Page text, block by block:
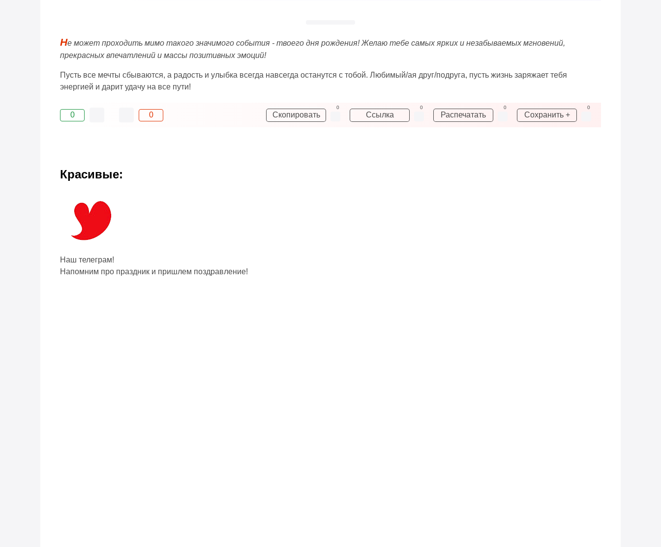
Не может проходить мимо такого значимого события - твоего дня рождения! Желаю тебе самых ярких и незабываемых мгновений,
прекрасных впечатлений и массы позитивных эмоций!
Пусть все мечты сбываются, а радость и улыбка всегда навсегда останутся с тобой. Любимый/ая друг/подруга, пусть жизнь заряжает тебя
энергией и дарит удачу на все пути!
0 0 Скопировать
0
Ссылка
0
Распечатать
0
Сохранить +
0
Красивые:
Наш телеграм!
Напомним про праздник и пришлем поздравление!